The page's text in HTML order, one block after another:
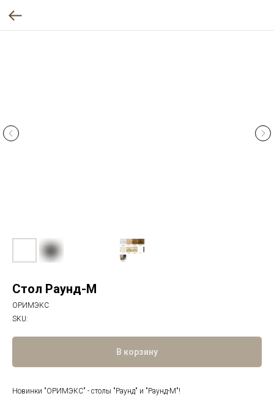
Стол Раунд-М
ОРИМЭКС
SKU:
В корзину
Новинки "ОРИМЭКС" - столы "Раунд" и "Раунд-М"!